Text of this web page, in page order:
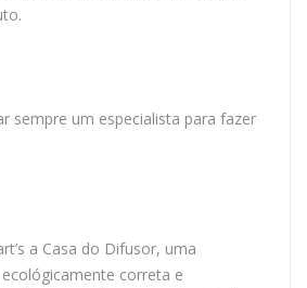
sempre um especialista para fazer
a Casa do Difusor, uma
correta e